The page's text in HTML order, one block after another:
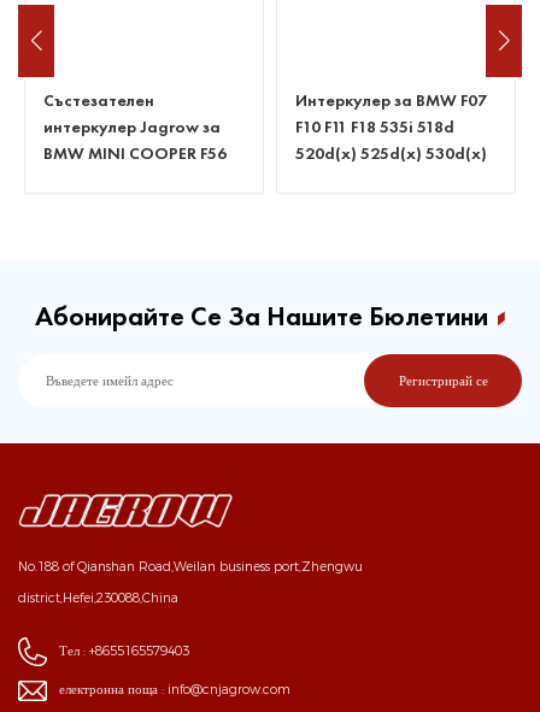
Интеркулер за BMW F07
F10 F11 F18 535i 518d
520d(x) 525d(x) 530d(x)
Интеркулер за BMW
525d E60 E61 530d 535d
635d E63 E64
Абонирайте Се За Нашите Бюлетини
No.188 of Qianshan Road,Weilan business port,Zhengwu
district,Hefei,230088,China
Тел : +8655165579403
електронна поща : info@cnjagrow.com